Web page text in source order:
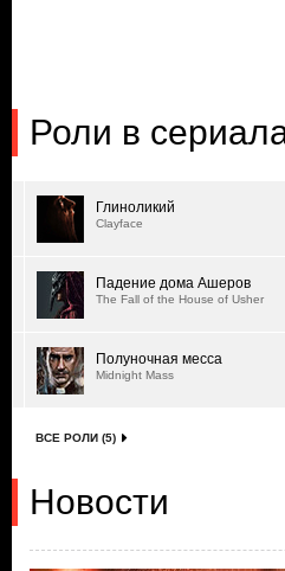
Роли в
Глиноликий
Clayface
Падение дома Ашеров
The Fall of the House of Usher
Полуночная месса
Midnight Mass
ВСЕ РОЛИ (5)
Новости